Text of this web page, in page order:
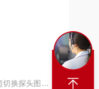
切换探头图像